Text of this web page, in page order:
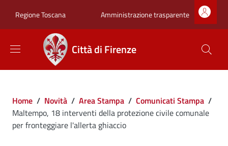
Regione Toscana Zona superiore
Amministrazione trasparente
Città di Firenze
Briciole di pane
Home / Novità / Area Stampa / Comunicati Stampa /
Maltempo, 18 interventi della protezione civile comunale
per fronteggiare l'allerta ghiaccio